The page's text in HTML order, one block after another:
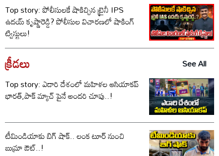
Top story: పోలీసులకే షాకిచ్చిన ట్రైనీ IPS
ఉదయ్ కృష్ణారెడ్డి? పోలీసుల విచారణలో షాకింగ్
ట్విస్టులు!
క్రీడలు
See All
Top story: ఎడారి దేశంలో మహిళల ఆసియాకప్
భారత్,పాక్ మ్యాచ్ పైనే అందరి చూపు..!
టీమిండియాకు బిగ్ షాక్.. లంక టూర్ నుంచి
బుమ్రా ఔట్..!